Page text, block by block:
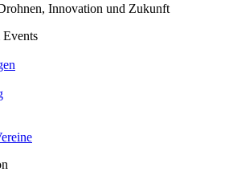
Innovation und Zukunft